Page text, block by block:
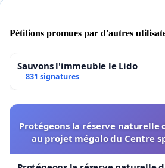
Pétitions promues par d'autres
Sauvons l'immeuble le Lido
831 signatures
Protégeons la réserve naturelle
au projet mégalo du Centre